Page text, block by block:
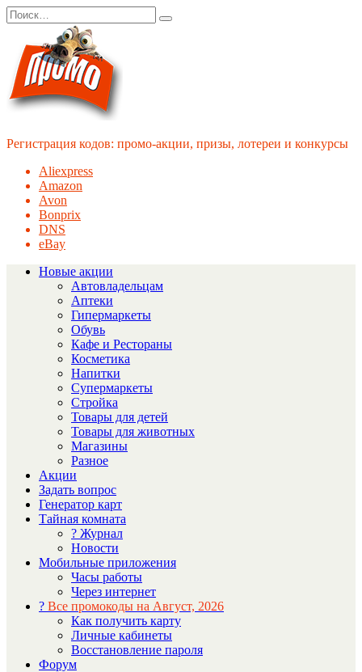
Перейти
к
содержанию
Search
for:
Регистрация кодов: промо-акции, призы, лотереи и конкурсы
Aliexpress
Amazon
Avon
Bonprix
DNS
eBay
Новые акции
Автовладельцам
Аптеки
Гипермаркеты
Обувь
Кафе и Рестораны
Косметика
Напитки
Супермаркеты
Стройка
Товары для детей
Товары для животных
Магазины
Разное
Акции
Задать вопрос
Генератор карт
Тайная комната
? Журнал
Новости
Мобильные приложения
Часы работы
Через интернет
? Все промокоды на Август, 2026
Как получить карту
Личные кабинеты
Восстановление пароля
Форум